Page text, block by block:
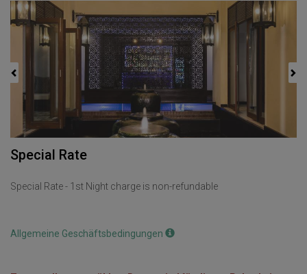
Previous Next
Special Rate
Special Rate - 1st Night charge is non-refundable
Allgemeine Geschäftsbedingungen